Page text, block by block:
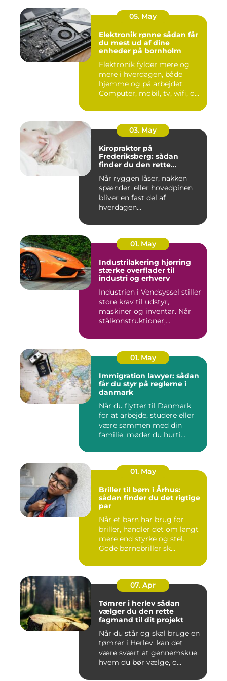
05. May
Elektronik rønne sådan får
du mest ud af dine
enheder på bornholm
Elektronik fylder mere og
mere i hverdagen, både
hjemme og på arbejdet.
Computer, mobil, tv, wifi, o...
03. May
Kiropraktor på
Frederiksberg: sådan
finder du den rette
Når ryggen låser, nakken
spænder, eller hovedpinen
bliver en fast del af
hverdagen...
01. May
Industrilakering hjørring
stærke overflader til
industri og erhverv
Industrien i Vendsyssel stiller
store krav til udstyr,
maskiner og inventar. Når
stålkonstruktioner,...
01. May
Immigration lawyer: sådan
får du styr på reglerne i
danmark
Når du flytter til Danmark
for at arbejde, studere eller
være sammen med din
familie, møder du hurti...
01. May
Briller til børn i Århus:
sådan finder du det rigtige
par
Når et barn har brug for
briller, handler det om langt
mere end styrke og stel.
Gode børnebriller sk...
07. Apr
Tømrer i herlev sådan
vælger du den rette
fagmand til dit projekt
Når du står og skal bruge en
tømrer i Herlev, kan det
være svært at gennemskue,
hvem du bør vælge, o...